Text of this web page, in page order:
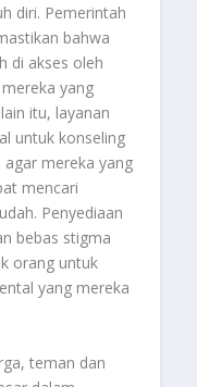
diri. Pemerintah
bahwa
di akses oleh
yang
itu, layanan
untuk konseling
agar mereka yang
mencari
Penyediaan
bebas stigma
orang untuk
yang mereka
teman dan